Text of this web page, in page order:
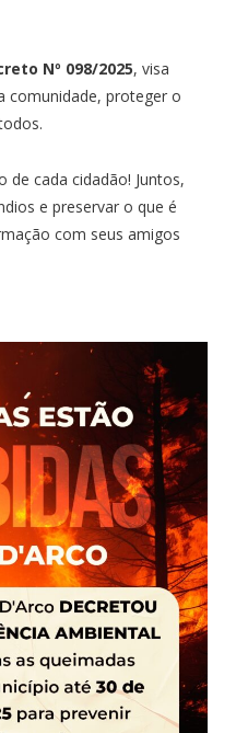
Nº 098/2025, visa
comunidade, proteger o
cada cidadão! Juntos,
e preservar o que é
com seus amigos